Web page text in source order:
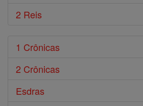
2 Reis
1 Crônicas
2 Crônicas
Esdras